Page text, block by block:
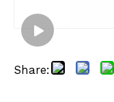
Share: